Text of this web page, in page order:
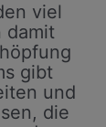
viel
damit
gibt
und
die